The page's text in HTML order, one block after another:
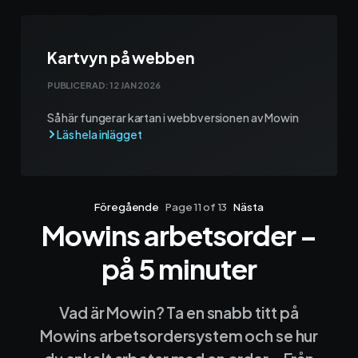
Kartvyn på webben
PUBLICERAD:12 JAN 2026
Så här fungerar kartan i webbversionen av Mowin
Föregående Page 11 of 13 Nästa
Sida 1Sida 2 Sida 3Sida 4 Sida 5Sida 6 Sida 7 Sida 8Sida 9
Mowins arbetsorder –
på 5 minuter
Vad är Mowin? Ta en snabb titt på
Mowins arbetsordersystem och se hur